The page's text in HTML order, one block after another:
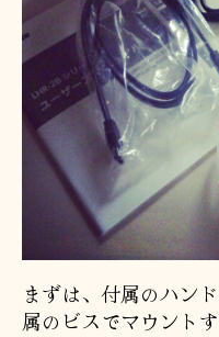
まずは、付属のハン
属のビスでマウントす